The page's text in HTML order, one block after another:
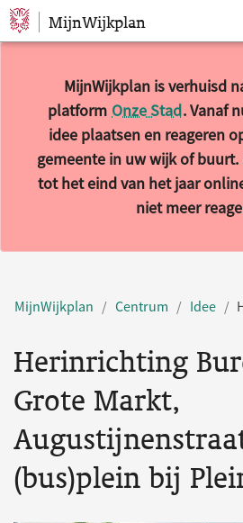
Sla navigatie over
MijnWijkplan
MijnWijkplan is verhuisd
platform Onze Stad. Vanaf
idee plaatsen en reageren
gemeente in uw wijk of
tot het eind van het jaar
niet meer
MijnWijkplan Centrum Idee
Herinrichting
Grote Markt,
(bus)plein bij